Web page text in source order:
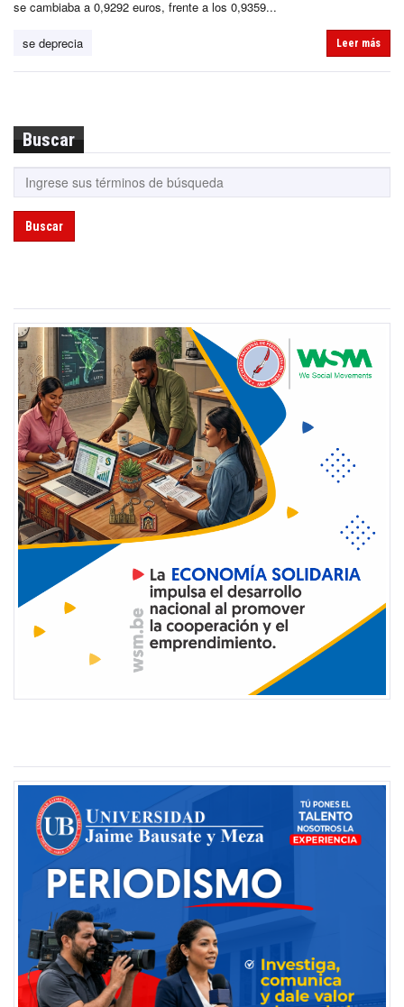
se cambiaba a 0,9292 euros, frente a los 0,9359...
se deprecia Leer más
Buscar
Buscar